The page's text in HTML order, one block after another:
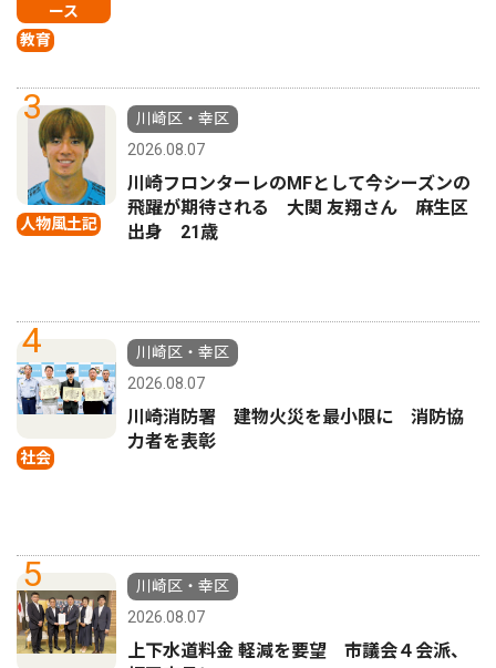
ース
教育
3
人物風土記
川崎区・幸区
2026.08.07
川崎フロンターレのMFとして今シーズンの
飛躍が期待される 大関 友翔さん 麻生区
出身 21歳
4
社会
川崎区・幸区
2026.08.07
川崎消防署 建物火災を最小限に 消防協
力者を表彰
5
川崎区・幸区
2026.08.07
上下水道料金 軽減を要望 市議会４会派、